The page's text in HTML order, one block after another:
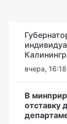
вчера, 16:18
В
отставку